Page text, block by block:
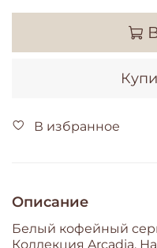
В избранное
Описание
Белый кофейный
Коллекция Arcadia.